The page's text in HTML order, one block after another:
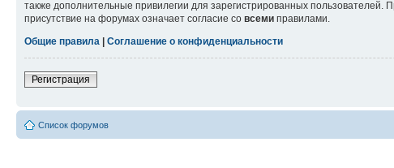
также дополнительные привилегии для зарегистрированных
присутствие на форумах означает согласие со всеми правилами.
Общие правила
Соглашение о конфиденциальности
Регистрация
Список форумов